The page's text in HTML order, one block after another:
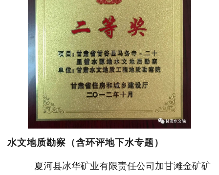
水文地质勘察（含环评地下水专题）
· 夏河县冰华矿业有限责任公司加甘滩金矿矿